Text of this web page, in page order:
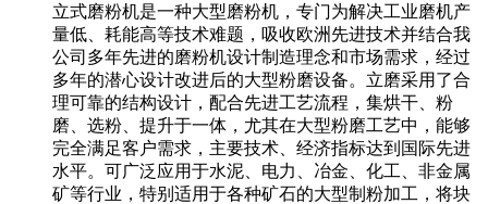
立式磨粉机是一种大型磨粉机，专门为解决工业磨机产
量低、耗能高等技术难题，吸收欧洲先进技术并结合我
公司多年先进的磨粉机设计制造理念和市场需求，经过
多年的潜心设计改进后的大型粉磨设备。立磨采用了合
理可靠的结构设计，配合先进工艺流程，集烘干、粉
磨、选粉、提升于一体，尤其在大型粉磨工艺中，能够
完全满足客户需求，主要技术、经济指标达到国际先进
水平。可广泛应用于水泥、电力、冶金、化工、非金属
矿等行业，特别适用于各种矿石的大型制粉加工，将块